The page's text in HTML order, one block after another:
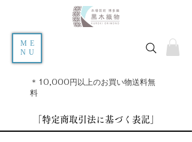
ME
NU
＊10,000円以上のお買い物送料無
料
​「特定商取引法に基づく表記」